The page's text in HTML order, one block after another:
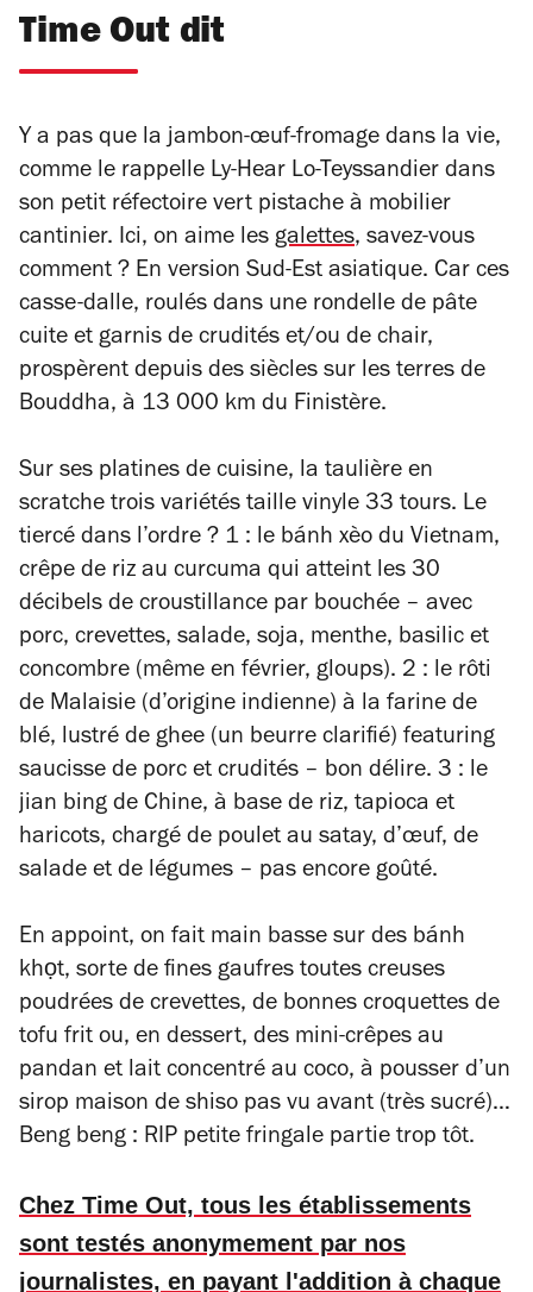
Time Out dit
Y a pas que la jambon-œuf-fromage dans la vie,
comme le rappelle Ly-Hear Lo-Teyssandier dans
son petit réfectoire vert pistache à mobilier
cantinier. Ici, on aime les galettes, savez-vous
comment ? En version Sud-Est asiatique. Car ces
casse-dalle, roulés dans une rondelle de pâte
cuite et garnis de crudités et/ou de chair,
prospèrent depuis des siècles sur les terres de
Bouddha, à 13 000 km du Finistère.
Sur ses platines de cuisine, la taulière en
scratche trois variétés taille vinyle 33 tours. Le
tiercé dans l’ordre ? 1 : le bánh xèo du Vietnam,
crêpe de riz au curcuma qui atteint les 30
décibels de croustillance par bouchée – avec
porc, crevettes, salade, soja, menthe, basilic et
concombre (même en février, gloups). 2 : le rôti
de Malaisie (d’origine indienne) à la farine de
blé, lustré de ghee (un beurre clarifié) featuring
saucisse de porc et crudités – bon délire. 3 : le
jian bing de Chine, à base de riz, tapioca et
haricots, chargé de poulet au satay, d’œuf, de
salade et de légumes – pas encore goûté.
En appoint, on fait main basse sur des bánh
khọt, sorte de fines gaufres toutes creuses
poudrées de crevettes, de bonnes croquettes de
tofu frit ou, en dessert, des mini-crêpes au
pandan et lait concentré au coco, à pousser d’un
sirop maison de shiso pas vu avant (très sucré)…
Beng beng : RIP petite fringale partie trop tôt.
Chez Time Out, tous les établissements
sont testés anonymement par nos
journalistes, en payant l'addition à chaque